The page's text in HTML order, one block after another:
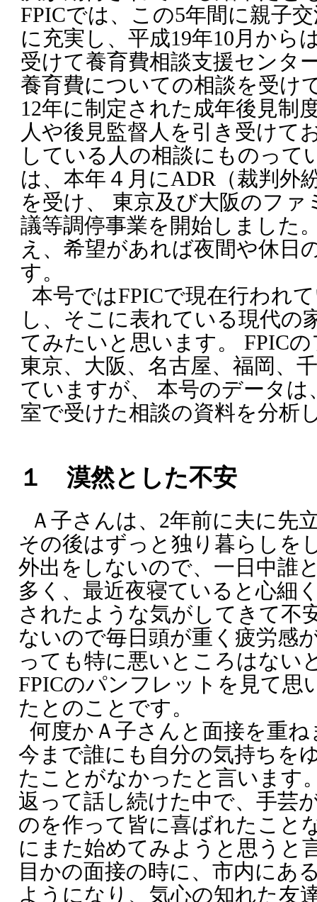
FPICでは、この5年間に親子
に充実し、平成19年10月から
受けて養育費相談支援センタ
養育費についての相談を受け
12年に制定された成年後見制
人や後見監督人を引き受けて
している人の相談にものって
は、本年４月にADR（裁判外
を受け、 東京及び大阪のファ
議等調停事業を開始しました
え、希望があれば夜間や休日
す。
本号ではFPICで現在行われ
し、そこに表れている現代の
てみたいと思います。 FPIC
東京、大阪、名古屋、福岡、
ていますが、 本号のデータ
室で受けた相談の資料を分析
１ 漠然とした不安
Ａ子さんは、2年前に夫に先
その後はずっと独り暮らしを
外出をしないので、一日中誰
多く、最近夜寝ていると心細
されたような気がしてきて不
ないので毎日頭が重く疲労感
っても特に悪いところはない
FPICのパンフレットを見て思
たとのことです。
何度かＡ子さんと面接を重
今まで誰にも自分の気持ちを
たことがなかったと言います
返って話し続けた中で、手芸
のを作って皆に喜ばれたこと
にまた始めてみようと思うと
目かの面接の時に、市内にあ
ようになり、気心の知れた友